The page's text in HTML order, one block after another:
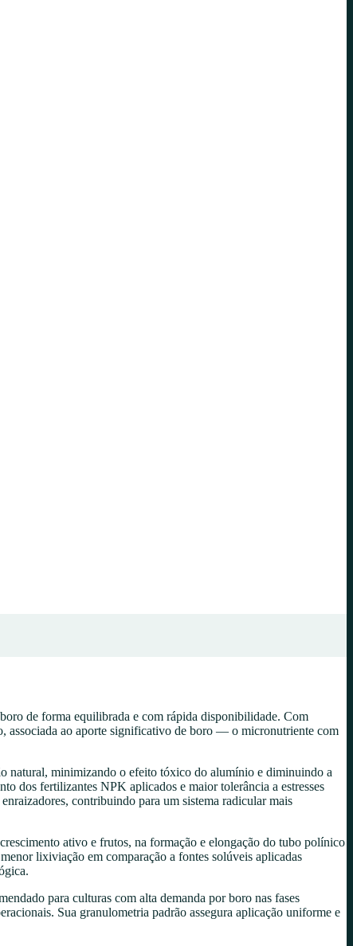
de forma equilibrada e com rápida disponibilidade. Com
associada ao aporte significativo de boro — o micronutriente com
natural, minimizando o efeito tóxico do alumínio e diminuindo a
dos fertilizantes NPK aplicados e maior tolerância a estresses
contribuindo para um sistema radicular mais
ativo e frutos, na formação e elongação do tubo polínico
lixiviação em comparação a fontes solúveis aplicadas
para culturas com alta demanda por boro nas fases
Sua granulometria padrão assegura aplicação uniforme e